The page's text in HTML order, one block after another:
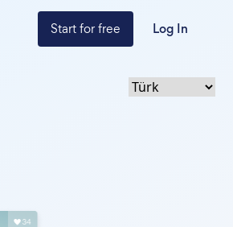
Start for free Log In